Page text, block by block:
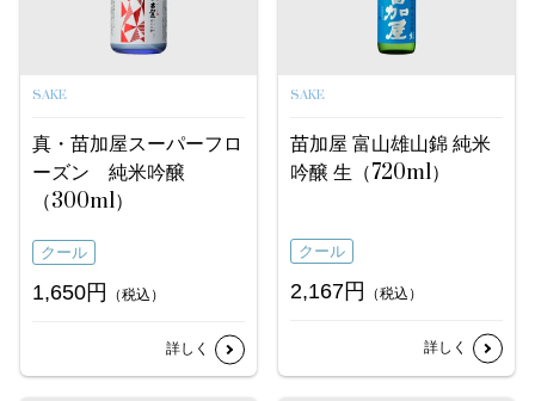
SAKE
真・苗加屋スーパーフロ
ーズン 純米吟醸
（300ml）
クール
1,650円 （税込）
詳しく
SAKE
苗加屋 富山雄山錦 純米
吟醸 生（720ml）
クール
2,167円 （税込）
詳しく